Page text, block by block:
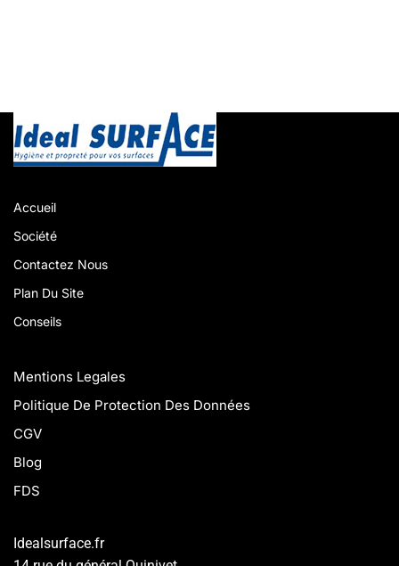
Accueil
Société
Contactez Nous
Plan Du Site
Conseils
Mentions Legales
Politique De Protection Des Données
CGV
Blog
FDS
Idealsurface.fr